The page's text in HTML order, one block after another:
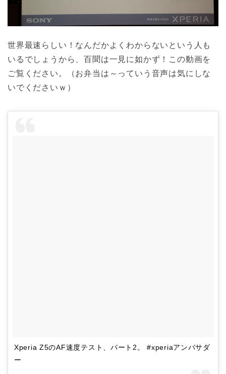
世界最速らしい！なんだかよくわからないという人も
いるでしょうから、百聞は一見に如かず！この動画を
ご覧ください。（お弁当は～っていう音声は気にしな
いでくださいｗ）
Xperia Z5のAF速度テスト、パート2。 #xperiaアンバサダ
ー